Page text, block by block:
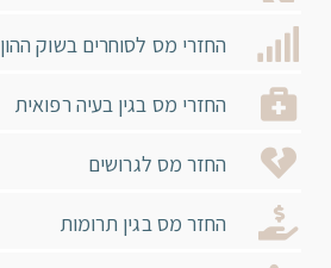
החזרי מס לסוחרים בשוק ההון
החזרי מס בגין בעיה רפואית
החזר מס לגרושים
החזר מס בגין תרומות